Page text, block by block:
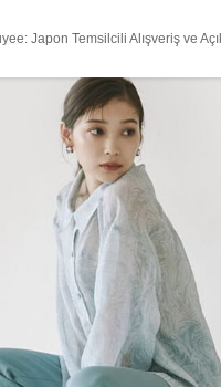
Japon Temsilcili Alışveriş ve